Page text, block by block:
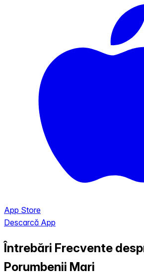
App Store
Descarcă App
Întrebări Frecvente
Porumbenii Mari